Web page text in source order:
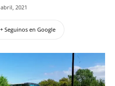
2021
+ Seguinos en Google